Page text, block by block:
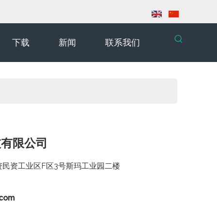
下载 新闻 联系我们
限公司
资工业区F区3号斯玛工业园二楼